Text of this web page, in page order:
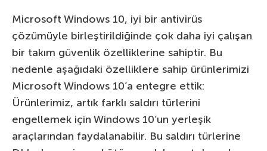
Microsoft Windows 10, iyi bir antivirüs
çözümüyle birleştirildiğinde çok daha iyi çalışan
bir takım güvenlik özelliklerine sahiptir. Bu
nedenle aşağıdaki özelliklere sahip ürünlerimizi
Microsoft Windows 10’a entegre ettik:
Ürünlerimiz, artık farklı saldırı türlerini
engellemek için Windows 10’un yerleşik
araçlarından faydalanabilir. Bu saldırı türlerine